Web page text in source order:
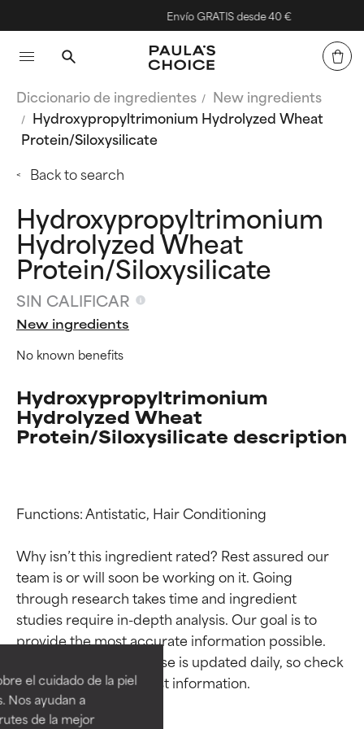
el cuidado de la piel
Nos ayudan a
de la mejor
Envío GRATIS desde 40 €
Diccionario de ingredientes
New ingredients
Hydroxypropyltrimonium Hydrolyzed Wheat
Protein/Siloxysilicate
Back to search
Hydroxypropyltrimonium
Hydrolyzed Wheat
Protein/Siloxysilicate
SIN CALIFICAR
New ingredients
No known benefits
Hydroxypropyltrimonium
Hydrolyzed Wheat
Protein/Siloxysilicate description
Functions: Antistatic, Hair Conditioning
Why isn’t this ingredient rated? Rest assured our
team is or will soon be working on it. Going
through research takes time and ingredient
studies require in-depth analysis. Our goal is to
provide the most accurate information possible.
This ingredient database is updated daily, so check
Calificaciones de
ingredientes
EXCELENTE
Ingrediente sobresaliente con
Calificaciones de
ingredientes
EXCELENTE
Ingrediente sobresaliente con